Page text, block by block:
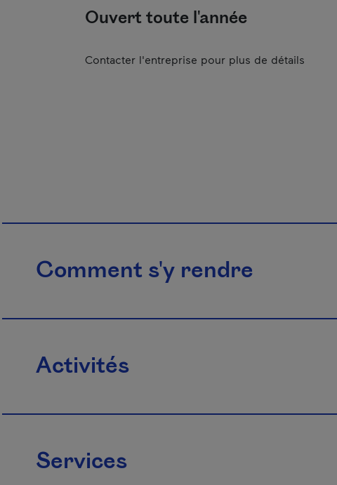
Ouvert toute l'année
Contacter l'entreprise pour plus de détails
Comment s'y rendre
Activités
Services